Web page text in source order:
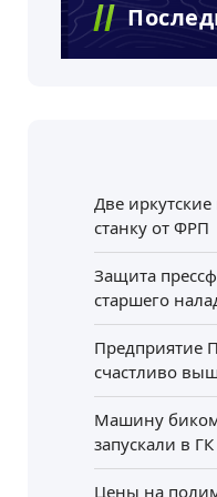
Две
станку от ФРП
Защита
старшего
Предприятие
счастливо
Машину
запускали в
Цены на